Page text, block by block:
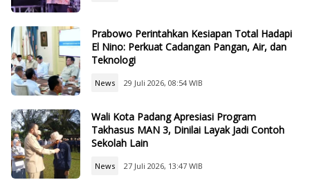
Prabowo Perintahkan Kesiapan Total Hadapi
El Nino: Perkuat Cadangan Pangan, Air, dan
Teknologi
News 29 Juli 2026, 08:54 WIB
Wali Kota Padang Apresiasi Program
Takhasus MAN 3, Dinilai Layak Jadi Contoh
Sekolah Lain
News 27 Juli 2026, 13:47 WIB